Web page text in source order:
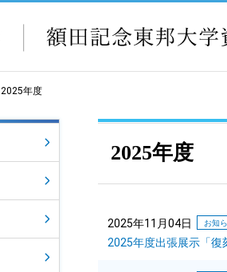
2025年度
2025年度
2025年11月04日 お知
2025年度出張展示「復